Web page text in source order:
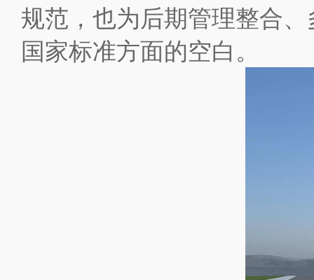
规范，也为后期管理整合
国家标准方面的空白。